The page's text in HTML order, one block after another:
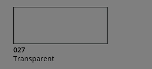
027
Transparent